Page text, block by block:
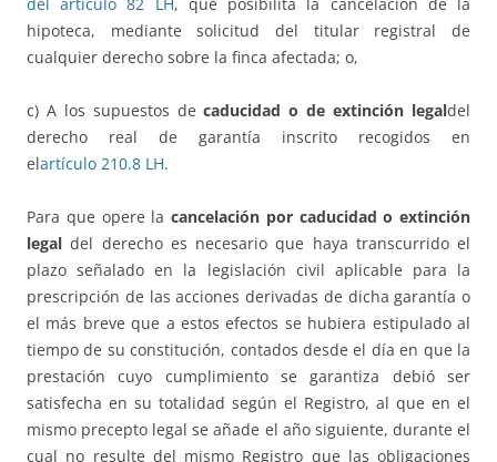
del artículo 82 LH, que posibilita la cancelación de la
hipoteca, mediante solicitud del titular registral de
cualquier derecho sobre la finca afectada; o,
c) A los supuestos decaducidad o de extinción legaldel
derecho real de garantía inscrito recogidos en
elartículo 210.8 LH.
Para que opere la cancelación por caducidad o extinción
legal del derecho es necesario que haya transcurrido el
plazo señalado en la legislación civil aplicable para la
prescripción de las acciones derivadas de dicha garantía o
el más breve que a estos efectos se hubiera estipulado al
tiempo de su constitución, contados desde el día en que la
prestación cuyo cumplimiento se garantiza debió ser
satisfecha en su totalidad según el Registro, al que en el
mismo precepto legal se añade el año siguiente, durante el
cual no resulte del mismo Registro que las obligaciones